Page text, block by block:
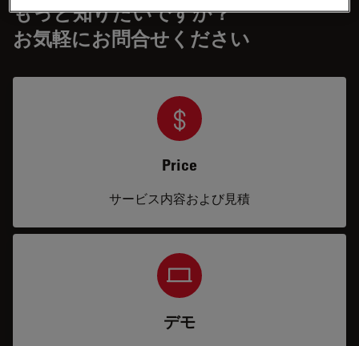
もっと知りたいですか？
お気軽にお問合せください
Price
サービス内容および見積
デモ